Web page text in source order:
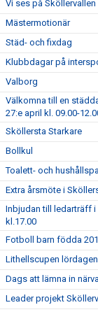
Vi ses på Sköllervallen
Mästermotionär
Städ- och fixdag
Klubbdagar på
Valborg
Välkomna till en
27:e april kl. 09.00-
Sköllersta Starkare
Bollkul
Toalett- och
Extra årsmöte i
Inbjudan till ledarträff
kl.17.00
Fotboll barn födda
Lithellscupen
Dags att lämna in
Leader projekt